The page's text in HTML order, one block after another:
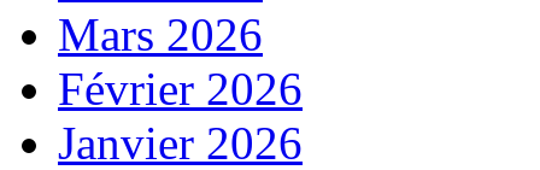
Mars 2026
Février 2026
Janvier 2026